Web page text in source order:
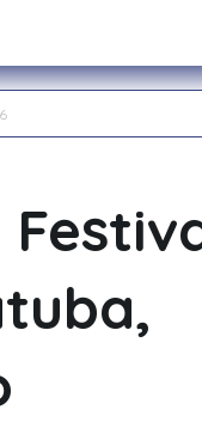
de Papéis e a
acontece até